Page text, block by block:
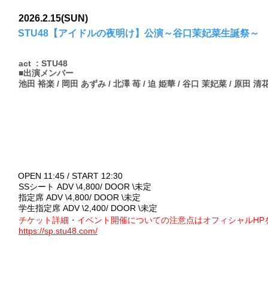
2026.2.15(SUN)
STU48【アイドルの夜明け】公演～谷口茉妃菜生誕祭～
act : STU48
■出演メンバー
池田 裕楽 / 岡田 あずみ / 北澤 苺 / 迫 姫華 / 谷口 茉妃菜 / 原田 清
OPEN 11:45 / START 12:30
SSシート ADV \4,800/ DOOR \未定
指定席 ADV \4,800/ DOOR \未定
学生指定席 ADV \2 ,400/ DOOR \未定
チケット詳細・イベント開催についての注意点はオフィシャルHP
https://sp.stu48.com/